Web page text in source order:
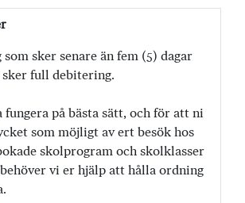
sker senare än fem (5) dagar
sker full debitering.
fungera på bästa sätt, och för att ni
som möjligt av ert besök hos
skolprogram och skolklasser
behöver vi er hjälp att hålla ordning